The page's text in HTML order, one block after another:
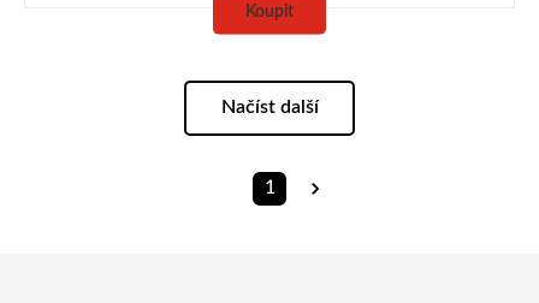
Koupit
Načíst další
1